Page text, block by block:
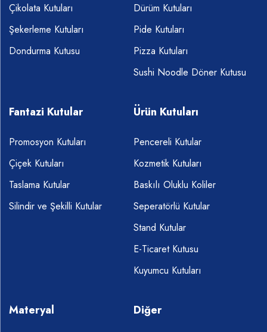
Çikolata Kutuları
Şekerleme Kutuları
Dondurma Kutusu
Dürüm Kutuları
Pide Kutuları
Pizza Kutuları
Sushi Noodle Döner Kutusu
Fantazi Kutular
Promosyon Kutuları
Çiçek Kutuları
Taslama Kutular
Silindir ve Şekilli Kutular
Ürün Kutuları
Pencereli Kutular
Kozmetik Kutuları
Baskılı Oluklu Koliler
Seperatörlü Kutular
Stand Kutular
E-Ticaret Kutusu
Kuyumcu Kutuları
Materyal Diğer